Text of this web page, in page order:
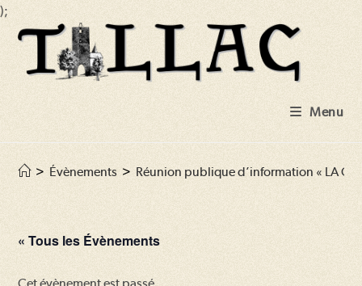
);
Skip
content
Menu
> Évènements > Réunion publique d’information « LA
« Tous les Évènements